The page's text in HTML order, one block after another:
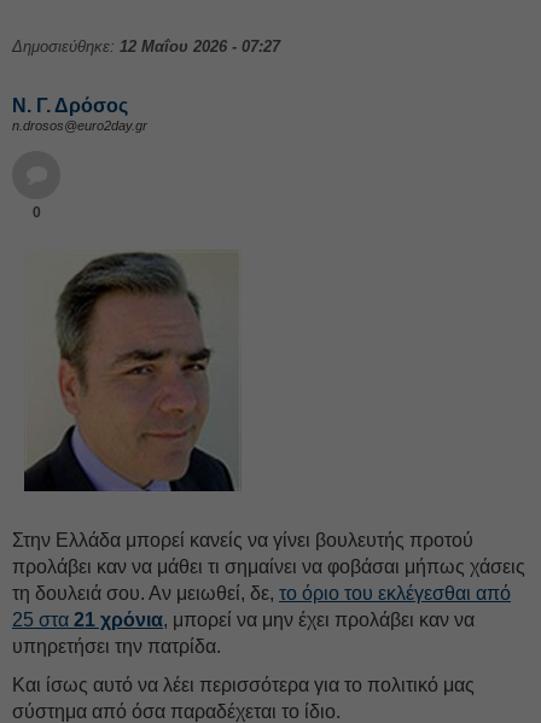
Δημοσιεύθηκε: 12 Μαΐου 2026 - 07:27
Ν. Γ. Δρόσος
n.drosos@euro2day.gr
0
Στην Ελλάδα μπορεί κανείς να γίνει βουλευτής προτού
προλάβει καν να μάθει τι σημαίνει να φοβάσαι μήπως χάσεις
τη δουλειά σου. Αν μειωθεί, δε, το όριο του εκλέγεσθαι από
25 στα 21 χρόνια, μπορεί να μην έχει προλάβει καν να
υπηρετήσει την πατρίδα.
Και ίσως αυτό να λέει περισσότερα για το πολιτικό μας
σύστημα από όσα παραδέχεται το ίδιο.